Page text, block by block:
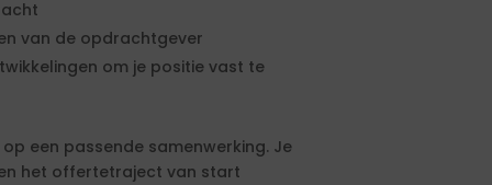
van de opdrachtgever
om je positie vast te
een passende samenwerking. Je
het offertetraject van start